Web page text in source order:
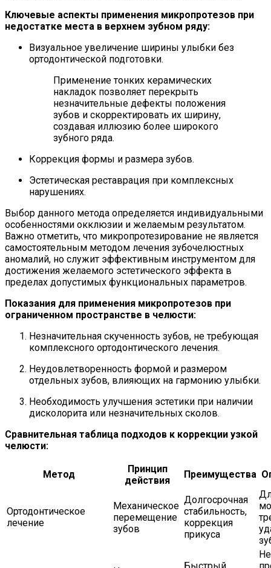
Ключевые аспекты применения микропротезов при
недостатке места в верхнем зубном ряду:
Визуальное увеличение ширины улыбки без
ортодонтической подготовки.
Применение тонких керамических
накладок позволяет перекрыть
незначительные дефекты положения
зубов и скорректировать их ширину,
создавая иллюзию более широкого
зубного ряда.
Коррекция формы и размера зубов.
Эстетическая реставрация при комплексных
нарушениях.
Выбор данного метода определяется индивидуальными
особенностями окклюзии и желаемым результатом.
Важно отметить, что микропротезирование не является
самостоятельным методом лечения зубочелюстных
аномалий, но служит эффективным инструментом для
достижения желаемого эстетического эффекта в
пределах допустимых функциональных параметров.
Показания для применения микропротезов при
ограниченном пространстве в челюсти:
Незначительная скученность зубов, не требующая
комплексного ортодонтического лечения.
Неудовлетворенность формой и размером
отдельных зубов, влияющих на гармонию улыбки.
Необходимость улучшения эстетики при наличии
дисколорита или незначительных сколов.
Сравнительная таблица подходов к коррекции узкой
челюсти:
Метод
Принцип
действия
Преимущества
Ортодонтическое
лечение
Механическое
перемещение
зубов
Долгосрочная
стабильность,
коррекция
прикуса